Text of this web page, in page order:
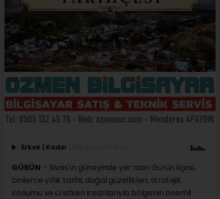
Erkek | Kadın
GÜRÜN – Sivas'ın güneyinde yer alan Gürün ilçesi,
binlerce yıllık tarihi, doğal güzellikleri, stratejik
konumu ve üretken insanlarıyla bölgenin önemli